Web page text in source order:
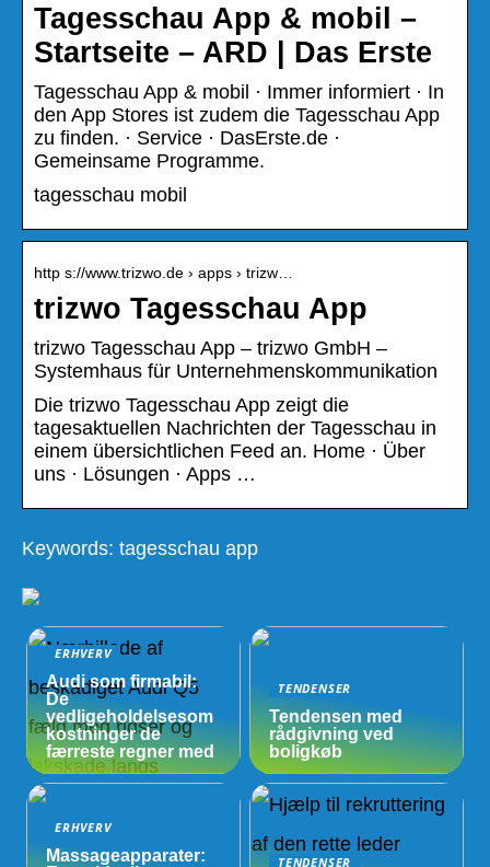
Tagesschau App & mobil –
Startseite – ARD | Das Erste
Tagesschau App & mobil · Immer informiert · In
den App Stores ist zudem die Tagesschau App
zu finden. · Service · DasErste.de ·
Gemeinsame Programme.
tagesschau mobil
http s://www.trizwo.de › apps › trizw…
trizwo Tagesschau App
trizwo Tagesschau App – trizwo GmbH –
Systemhaus für Unternehmenskommunikation
Die trizwo Tagesschau App zeigt die
tagesaktuellen Nachrichten der Tagesschau in
einem übersichtlichen Feed an. Home · Über
uns · Lösungen · Apps …
Keywords: tagesschau app
ERHVERV
Audi som firmabil:
De
vedligeholdelsesom
kostninger de
færreste regner med
TENDENSER
Tendensen med
rådgivning ved
boligkøb
ERHVERV
Massageapparater:
TENDENSER